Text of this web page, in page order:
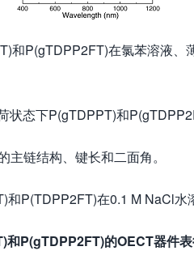
和P(gTDPP2FT)在氯苯溶液
状态下P(gTDPPT)和
主链结构、键长和二面角。
和P(TDPP2FT)在0.1 M NaCl
和P(gTDPP2FT)的OECT器件